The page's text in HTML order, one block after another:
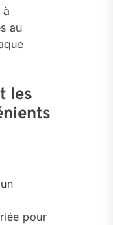
à
au
les
pour